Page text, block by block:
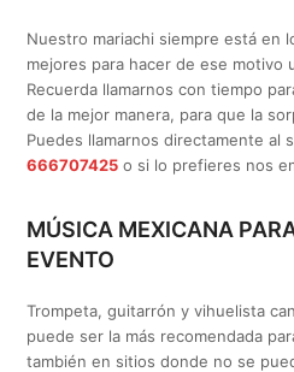
Nuestro mariachi siempre está en
mejores para hacer de ese motivo
Recuerda llamarnos con tiempo
de la mejor manera, para que la
Puedes llamarnos directamente al
666707425 o si lo prefieres nos
MÚSICA MEXICANA
EVENTO
Trompeta, guitarrón y vihuelista
puede ser la más recomendada
también en sitios donde no se